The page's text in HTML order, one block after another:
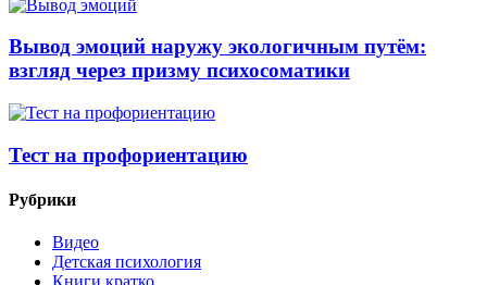
Вывод эмоций наружу экологичным путём:
взгляд через призму психосоматики
Тест на профориентацию
Рубрики
Видео
Детская психология